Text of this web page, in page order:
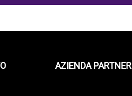
AZIENDA PARTNER